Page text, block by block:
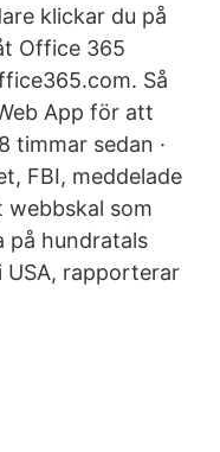
klickar du på
Office 365
Så
App för att
timmar sedan ·
FBI, meddelade
webbskal som
på hundratals
rapporterar